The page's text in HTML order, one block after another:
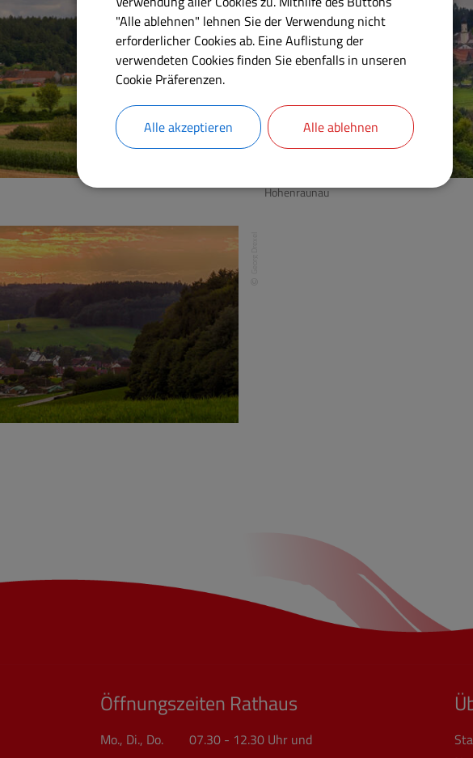
Hohenraunau
Öffnungszeiten Rathaus
Mo., Di., Do. 07.30 - 12.30 Uhr und
"Alle ablehnen" lehnen Sie der Verwendung nicht
erforderlicher Cookies ab. Eine Auflistung der
verwendeten Cookies finden Sie ebenfalls in unseren
Cookie Präferenzen.
Alle akzeptieren Alle ablehnen